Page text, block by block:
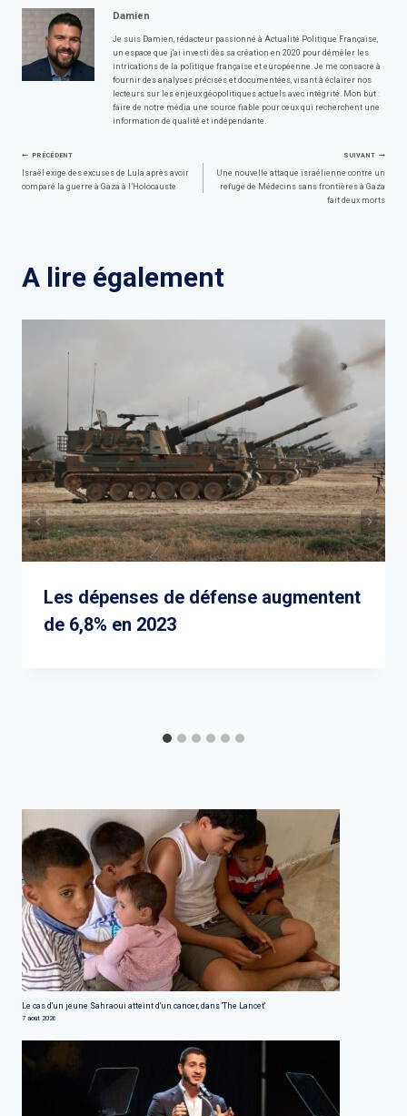
Damien
Je suis Damien, rédacteur passionné à Actualité Politique Française,
un espace que j'ai investi dès sa création en 2020 pour démêler les
intrications de la politique française et européenne. Je me consacre à
fournir des analyses précises et documentées, visant à éclairer nos
lecteurs sur les enjeux géopolitiques actuels avec intégrité. Mon but :
faire de notre média une source fiable pour ceux qui recherchent une
information de qualité et indépendante.
Navigation
PRÉCÉDENT
Israël exige des excuses de Lula après avoir
comparé la guerre à Gaza à l’Holocauste
SUIVANT
Une nouvelle attaque israélienne contre un
refuge de Médecins sans frontières à Gaza
fait deux morts
A lire également
Les dépenses de défense augmentent
de 6,8% en 2023
Le cas d'un jeune Sahraoui atteint d'un cancer, dans 'The Lancet'
7 août 2026